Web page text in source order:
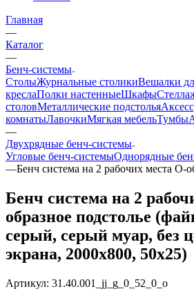
Главная
—
Каталог
—
Бенч-системы
СтолыЖурнальные столикиВешалки
креслаПолки настенныеШкафы
столовМеталлические подстолья
комнатыЛавочкиМягкая мебельТумбы
—
Двухрядные бенч-системы
Угловые бенч-системыОднорядные
—Бенч система на 2 рабочих места О-
Бенч система на 2
образное подстолье
серый, серый муар, без
экрана, 2000x800, 50x25)
Артикул: 31.40.001_jj_g_0_52_0_o